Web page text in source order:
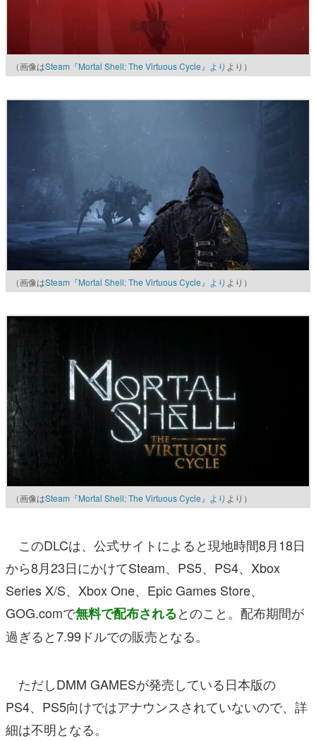
（画像はSteam『Mortal Shell: The Virtuous Cycle』より より）
（画像はSteam『Mortal Shell: The Virtuous Cycle』より より）
（画像はSteam『Mortal Shell: The Virtuous Cycle』より より）
このDLCは、公式サイトによると現地時間8月18日
から8月23日にかけてSteam、PS5、PS4、Xbox
Series X/S、Xbox One、Epic Games Store、
GOG.comで無料で配布されるとのこと。配布期間が
過ぎると7.99ドルでの販売となる。
ただしDMM GAMESが発売している日本版の
PS4、PS5向けではアナウンスされていないので、詳
細は不明となる。